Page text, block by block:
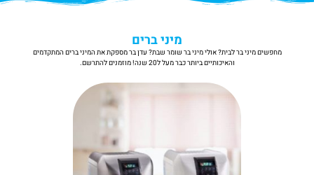
מיני ברים
מחפשים מיני בר לבית? אולי מיני בר שומר שבת? עדן בר מספקת את המיני ברים המתקדמים
והאיכותיים ביותר כבר מעל ל20 שנה! מוזמנים להתרשם.